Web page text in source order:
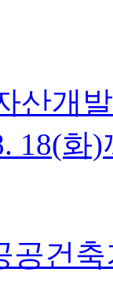
산개
18(화
공건